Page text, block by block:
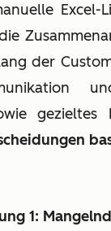
der
gezieltes
1: